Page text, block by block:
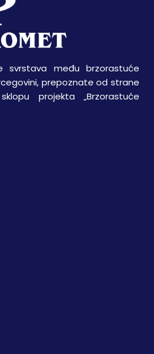
svrstava među brzorastuće
prepoznate od strane
projekta „Brzorastuće